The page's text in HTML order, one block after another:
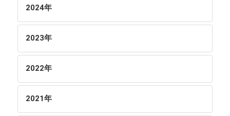
2024年
2023年
2022年
2021年